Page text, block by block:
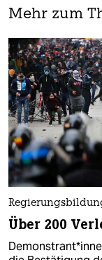
Mehr zum
Über 200